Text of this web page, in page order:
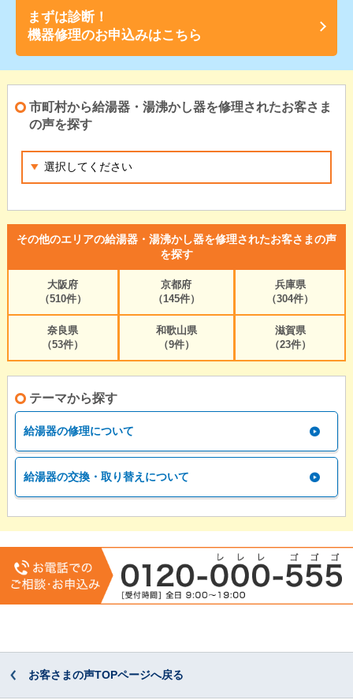
まずは診断！
機器修理のお申込みはこちら
市町村から給湯器・湯沸かし器を修理されたお客さま
の声を探す
その他のエリアの給湯器・湯沸かし器を修理されたお客さまの声
を探す
大阪府
（510件）
京都府
（145件）
兵庫県
（304件）
奈良県
（53件）
和歌山県
（9件）
滋賀県
（23件）
テーマから探す
給湯器の修理について
給湯器の交換・取り替えについて
お客さまの声TOPページへ戻る